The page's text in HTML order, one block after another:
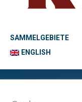
SAMMELGEBIETE
ENGLISH